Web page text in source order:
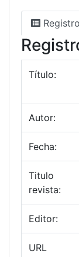
Registro
Título:
Autor:
Fecha:
Titulo
revista:
Editor:
URL